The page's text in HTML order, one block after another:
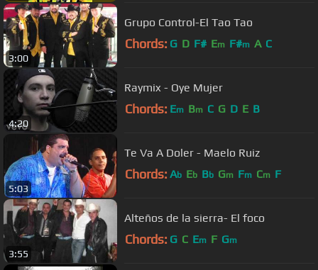
3:00
Grupo Control-El Tao Tao
Chords: G D F# Em F#m A C
4:20
Raymix - Oye Mujer
Chords: Em Bm C G D E B
5:03
Te Va A Doler - Maelo Ruiz
Chords: Ab Eb Bb Gm Fm Cm F
3:55
Alteños de la sierra- El foco
Chords: G C Em F Gm